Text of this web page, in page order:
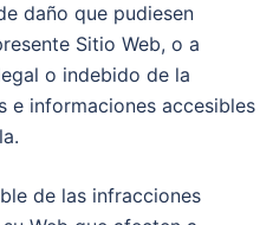
daño que pudiesen
Sitio Web, o a
o indebido de la
e informaciones accesibles
de las infracciones